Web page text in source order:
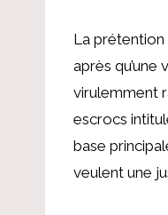
La prétention
après
virulemment
escrocs
base
veulent une